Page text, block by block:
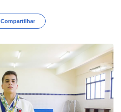
Compartilhar